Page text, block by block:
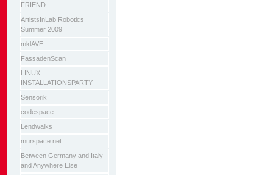
FRIEND
ArtistsInLab Robotics
Summer 2009
mklAVE
FassadenScan
LINUX
INSTALLATIONSPARTY
Sensorik
codespace
Lendwalks
murspace.net
Between Germany and Italy
and Anywhere Else